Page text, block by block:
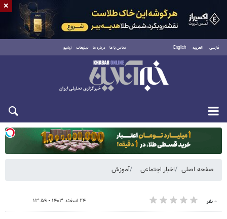
فارسی العربية English تماس با ما درباره ما تبلیغات آرشیو
یکشنبه ۱۸ مرداد ۱۴۰۵
صفحه اصلی اخبار اجتماعی آموزش
۰ نفر ۲۴ اسفند ۱۴۰۳ - ۱۳:۵۹
×